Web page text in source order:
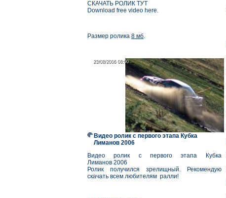
СКАЧАТЬ РОЛИК ТУТ
Download free video here.
Размер ролика 8 мб.
23/08/2006 08:00
23/08/2006 08:00
Видео ролик с первого этапа Кубка
Лиманов 2006
Видео ролик с первого этапа Кубка
Лиманов 2006
Ролик получился зрелищный. Рекомендую
скачать всем любителям ралли!